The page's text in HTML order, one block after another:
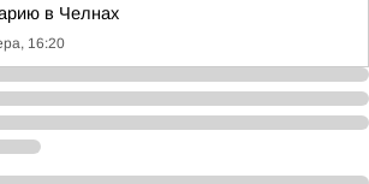
в Челнах
16:20